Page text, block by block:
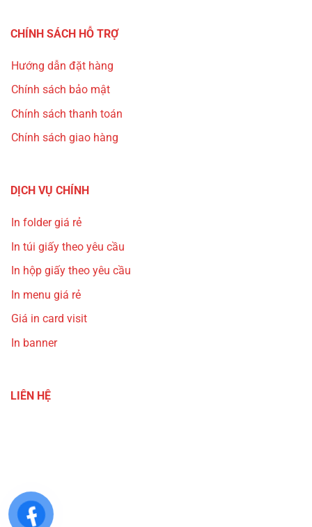
CHÍNH SÁCH HỖ TRỢ
Hướng dẫn đặt hàng
Chính sách bảo mật
Chính sách thanh toán
Chính sách giao hàng
DỊCH VỤ CHÍNH
In folder giá rẻ
In túi giấy theo yêu cầu
In hộp giấy theo yêu cầu
In menu giá rẻ
Giá in card visit
In banner
LIÊN HỆ